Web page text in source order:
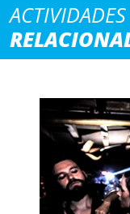
ACTIVIDADES